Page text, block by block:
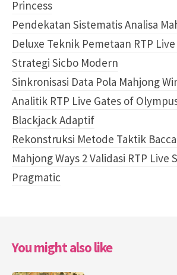
Princess
Pendekatan Sistematis Analisa
Deluxe Teknik Pemetaan RTP
Strategi Sicbo Modern
Sinkronisasi Data Pola Mahjong
Analitik RTP Live Gates of
Blackjack Adaptif
Rekonstruksi Metode Taktik
Mahjong Ways 2 Validasi RTP Live
Pragmatic
You might also like